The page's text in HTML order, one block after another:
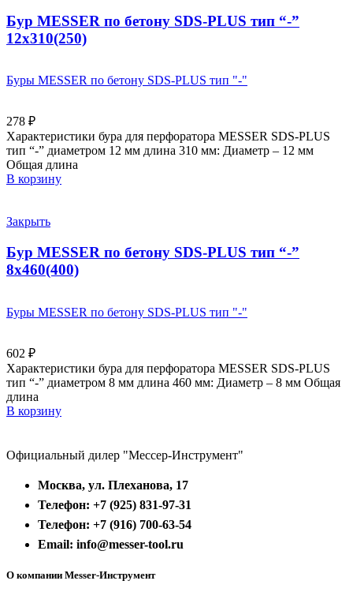
Бур MESSER по бетону SDS-PLUS тип “-”
12х310(250)
Буры MESSER по бетону SDS-PLUS тип "-"
278 ₽
Характеристики бура для перфоратора MESSER SDS-PLUS
тип “-” диаметром 12 мм длина 310 мм: Диаметр – 12 мм
Общая длина
В корзину
Закрыть
Бур MESSER по бетону SDS-PLUS тип “-”
8х460(400)
Буры MESSER по бетону SDS-PLUS тип "-"
602 ₽
Характеристики бура для перфоратора MESSER SDS-PLUS
тип “-” диаметром 8 мм длина 460 мм: Диаметр – 8 мм Общая
длина
В корзину
Официальный дилер "Мессер-Инструмент"
Москва, ул. Плеханова, 17
Телефон: +7 (925) 831-97-31
Телефон: +7 (916) 700-63-54
Email: info@messer-tool.ru
О компании Messer-Инструмент